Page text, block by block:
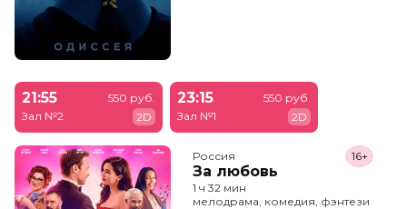
21:55
Зал №2
550 руб.
2D
23:15
Зал №1
550 руб.
2D
Россия
За любовь
16+
1 ч 32 мин
мелодрама, комедия, фэнтези